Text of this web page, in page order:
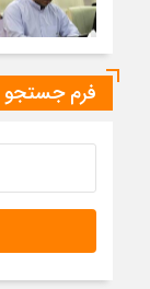
فرم جستجو